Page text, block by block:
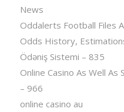
News
Oddalerts Football Files
Odds History,
Ödəniş Sistemi – 835
Online Casino As Well
– 966
online casino au